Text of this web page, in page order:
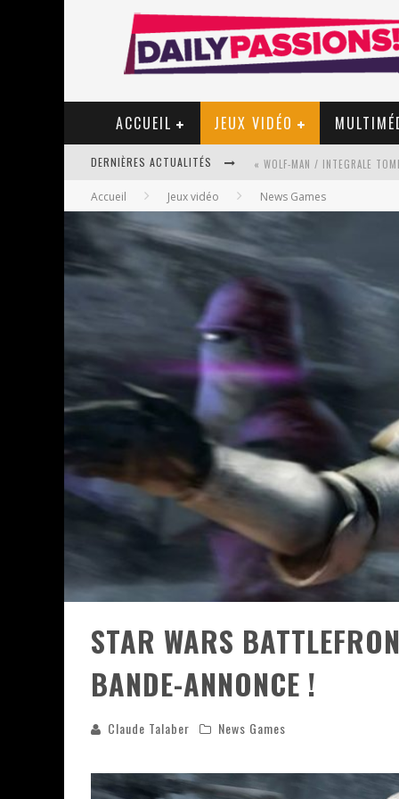
ACCUEIL JEUX VIDÉO
DERNIÈRES ACTUALITÉS « WOLF-MAN / INTEGRALE
« MON VILLAGE RÉVOLTÉ » -
PSYRIVER 2026 : LA MAGIE
« MOFUSAND / PARLER
ASSASSIN'S CREED BLACK FLAG
« LE VENT DAND LES SAULES
« DAMN THEM ALL » - UN DUO
YOSHI AND THE MYSTERIOUS
Accueil Jeux vidéo News Games
STAR WARS
BANDE-ANNONCE !
Claude Talaber News Games